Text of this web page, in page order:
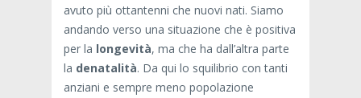
avuto più ottantenni che nuovi nati. Siamo
andando verso una situazione che è positiva
per la longevità, ma che ha dall’altra parte
la denatalità. Da qui lo squilibrio con tanti
anziani e sempre meno popolazione